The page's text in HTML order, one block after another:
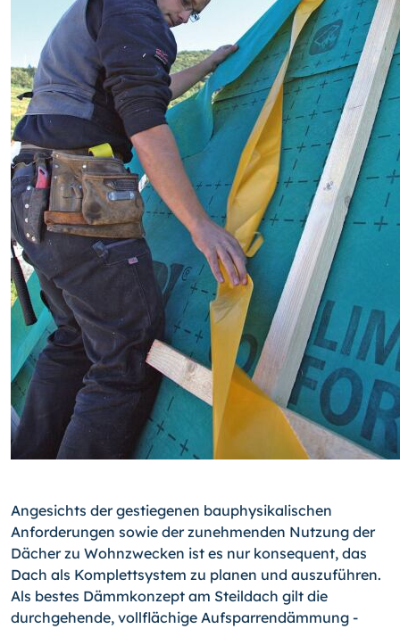
Angesichts der gestiegenen bauphysikalischen
Anforderungen sowie der zunehmenden Nutzung der
Dächer zu Wohnzwecken ist es nur konsequent, das
Dach als Komplettsystem zu planen und auszuführen.
Als bestes Dämmkonzept am Steildach gilt die
durchgehende, vollflächige Aufsparrendämmung -